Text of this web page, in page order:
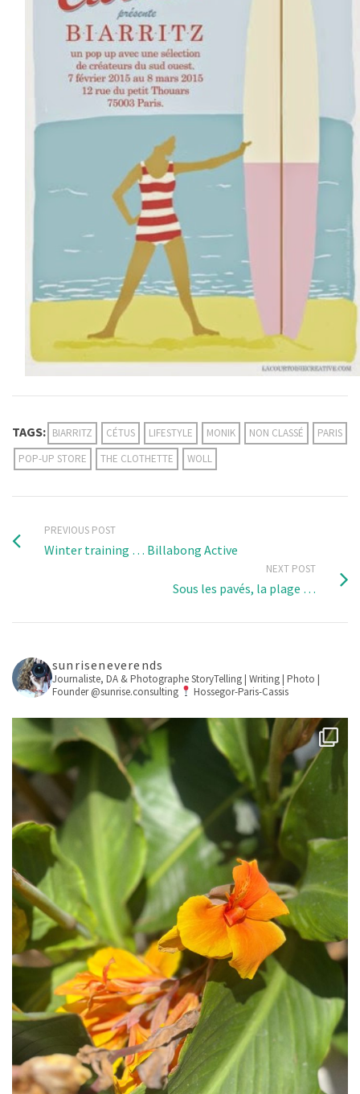
TAGS: BIARRITZ CÉTUS LIFESTYLE MONIK NON CLASSÉ
PARIS
POP-UP STORE
THE CLOTHETTE WOLL
PREVIOUS POST
Winter training … Billabong Active
NEXT POST
Sous les pavés, la plage …
sunriseneverends
Journaliste, DA & PhotographeStoryTelling | Writing | Photo |
Founder @sunrise.consulting
Hossegor-Paris-Cassis